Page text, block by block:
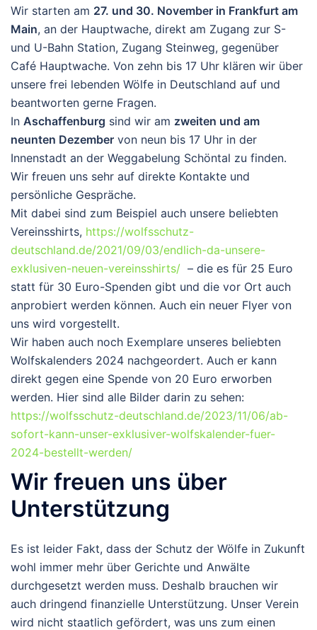
Wir starten am 27. und 30. November in Frankfurt am
Main, an der Hauptwache, direkt am Zugang zur S-
und U-Bahn Station, Zugang Steinweg, gegenüber
Café Hauptwache. Von zehn bis 17 Uhr klären wir über
unsere frei lebenden Wölfe in Deutschland auf und
beantworten gerne Fragen.
In Aschaffenburg sind wir am zweiten und am
neunten Dezember von neun bis 17 Uhr in der
Innenstadt an der Weggabelung Schöntal zu finden.
Wir freuen uns sehr auf direkte Kontakte und
persönliche Gespräche.
Mit dabei sind zum Beispiel auch unsere beliebten
Vereinsshirts, https://wolfsschutz-
deutschland.de/2021/09/03/endlich-da-unsere-
exklusiven-neuen-vereinsshirts/ – die es für 25 Euro
statt für 30 Euro-Spenden gibt und die vor Ort auch
anprobiert werden können. Auch ein neuer Flyer von
uns wird vorgestellt.
Wir haben auch noch Exemplare unseres beliebten
Wolfskalenders 2024 nachgeordert. Auch er kann
direkt gegen eine Spende von 20 Euro erworben
werden. Hier sind alle Bilder darin zu sehen:
https://wolfsschutz-deutschland.de/2023/11/06/ab-
sofort-kann-unser-exklusiver-wolfskalender-fuer-
2024-bestellt-werden/
Wir freuen uns über
Unterstützung
Es ist leider Fakt, dass der Schutz der Wölfe in Zukunft
wohl immer mehr über Gerichte und Anwälte
durchgesetzt werden muss. Deshalb brauchen wir
auch dringend finanzielle Unterstützung. Unser Verein
wird nicht staatlich gefördert, was uns zum einen